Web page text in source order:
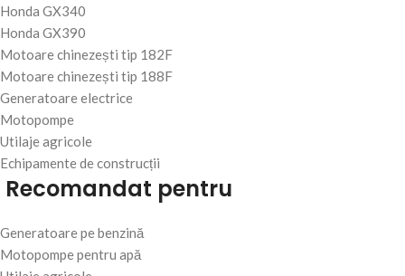
Honda GX340
Honda GX390
Motoare chinezești tip 182F
Motoare chinezești tip 188F
Generatoare electrice
Motopompe
Utilaje agricole
Echipamente de construcții
Recomandat pentru
Generatoare pe benzină
Motopompe pentru apă